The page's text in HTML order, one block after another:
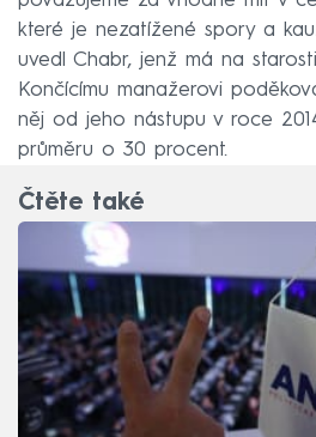
které je nezatížené spory a
uvedl Chabr, jenž má na
Končícímu manažerovi
něj od jeho nástupu v roce
průměru o 30 procent.
Čtěte také